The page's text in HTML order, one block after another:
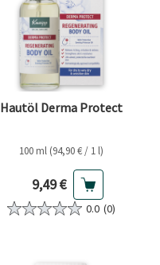
Hautöl Derma Protect
100 ml (94,90 € / 1 l)
Aktueller Preis
9,49 €
0.0 (0)